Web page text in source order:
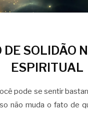
SOLIDÃO
ESPIRITUAL
pode se sentir
não muda o fato de